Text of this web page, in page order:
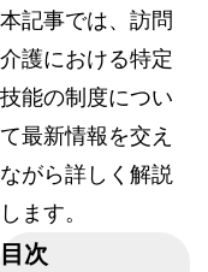
本記事では、訪問
介護における特定
技能の制度につい
て最新情報を交え
ながら詳しく解説
します。
目次